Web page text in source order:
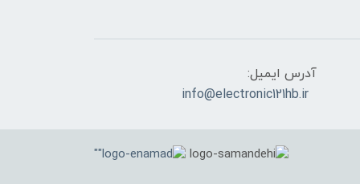
آدرس ایمیل:
info@electronic121hb.ir